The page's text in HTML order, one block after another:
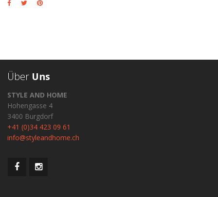
Über Uns
STYLE AND HOME
Hohengasse 4
3400 Burgdorf
+41 (0)34 423 09 61
info@styleandhome.ch